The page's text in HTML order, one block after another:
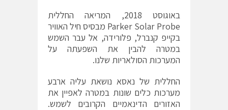
באוגוסט 2018, המריאה החללית
Parker Solar Probe מבסיס חיל האוויר
בקייפ קנברל, פלורידה, אל עבר השמש
במטרה להבין את השפעתה על
המערכות הסולאריות שלנו.
החללית של נאסא נושאת עליה ארבע
מערכות כלים שונות במטרה לאפיין את
האזורים הדינאמיים הקרובים לשמש.